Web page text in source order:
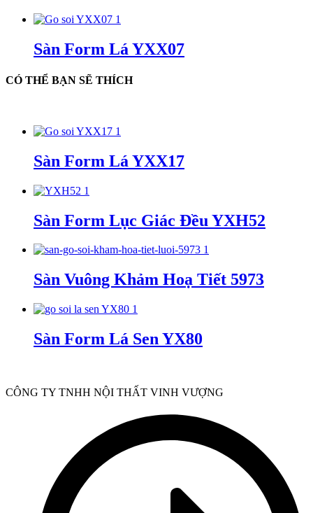
Sàn Form Lá YXX07
CÓ THỂ BẠN SẼ THÍCH
Sàn Form Lá YXX17
Sàn Form Lục Giác Đều YXH52
Sàn Vuông Khảm Hoạ Tiết 5973
Sàn Form Lá Sen YX80
CÔNG TY TNHH NỘI THẤT VINH VƯỢNG